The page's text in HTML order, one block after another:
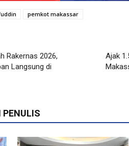
pemkot makassar
Rakernas 2026,
Langsung di
Ajak
PENULIS